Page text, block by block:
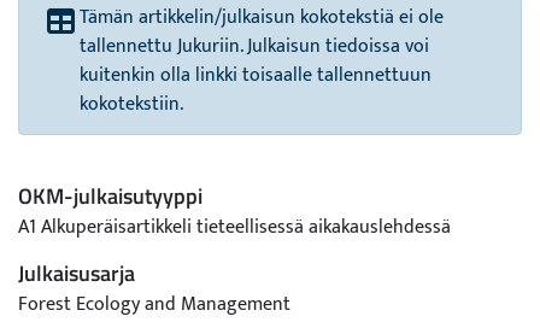
Tämän artikkelin/julkaisun kokotekstiä ei ole
tallennettu Jukuriin. Julkaisun tiedoissa voi
kuitenkin olla linkki toisaalle tallennettuun
kokotekstiin.
OKM-julkaisutyyppi
A1 Alkuperäisartikkeli tieteellisessä aikakauslehdessä
Julkaisusarja
Forest Ecology and Management